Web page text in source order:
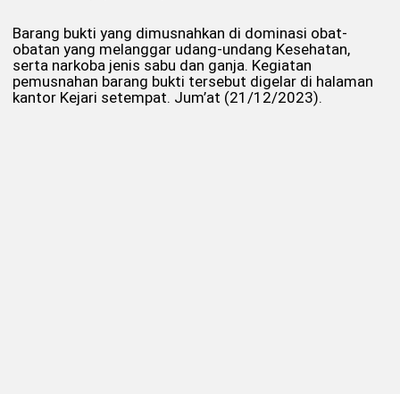
Barang bukti yang dimusnahkan di dominasi obat-
obatan yang melanggar udang-undang Kesehatan,
serta narkoba jenis sabu dan ganja. Kegiatan
pemusnahan barang bukti tersebut digelar di halaman
kantor Kejari setempat. Jum’at (21/12/2023).